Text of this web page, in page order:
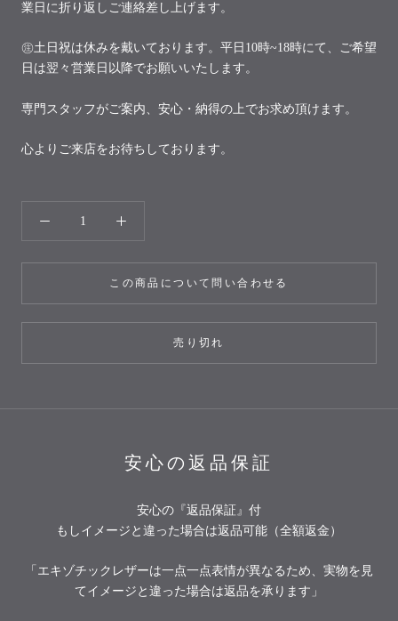
業日に折り返しご連絡差し上げます。
㊟土日祝は休みを戴いております。平日10時~18時にて、ご希望
日は翌々営業日以降でお願いいたします。
専門スタッフがご案内、安心・納得の上でお求め頂けます。
心よりご来店をお待ちしております。
この商品について問い合わせる
売り切れ
安心の返品保証
安心の『返品保証』付
もしイメージと違った場合は返品可能（全額返金）
「エキゾチックレザーは一点一点表情が異なるため、実物を見
てイメージと違った場合は返品を承ります」